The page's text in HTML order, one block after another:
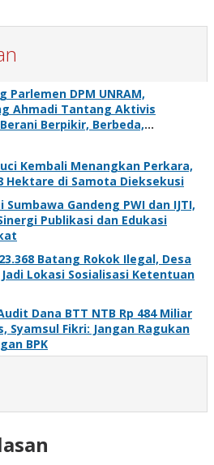
Parlemen DPM UNRAM,
Ahmadi Tantang Aktivis
Berpikir, Berbeda,
Kembali Menangkan Perkara,
Hektare di Samota Dieksekusi
Sumbawa Gandeng PWI dan IJTI,
Publikasi dan Edukasi
Batang Rokok Ilegal, Desa
Lokasi Sosialisasi Ketentuan
Dana BTT NTB Rp 484 Miliar
Syamsul Fikri: Jangan Ragukan
BPK